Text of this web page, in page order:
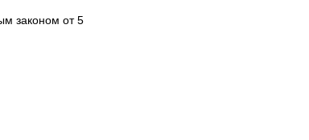
законом от 5